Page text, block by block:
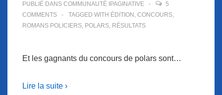
PUBLIÉ DANS COMMUNAUTÉ IPAGINATIVE
5
COMMENTS
TAGGED WITH ÉDITION , CONCOURS,
ROMANS POLICIERS, POLARS, RÉSULTATS
Et les gagnants du concours de polars sont…
Lire la suite ›